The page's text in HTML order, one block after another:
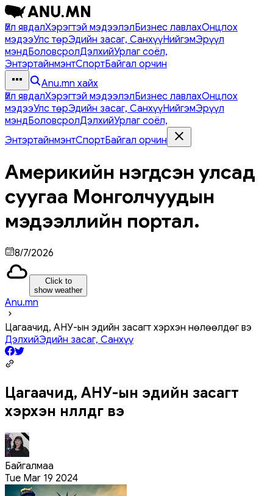
Үйл явдалХэрэгтэй мэдээлэлБизнес лавлахОнцлох
мэдээУлс төрЭдийн засаг, СанхүүНийгэмЭрүүл
мэндБоловсролДэлхийУрлаг соёл,
ЭнтэртайнмэнтСпортБайгал орчин
Anu.mn хайх
Үйл явдалХэрэгтэй мэдээлэлБизнес лавлахОнцлох
мэдээУлс төрЭдийн засаг, СанхүүНийгэмЭрүүл
мэндБоловсролДэлхийУрлаг соёл,
ЭнтэртайнмэнтСпортБайгал орчин
Америкийн нэгдсэн улсад
суугаа Монголчуудын
мэдээллийн портал.
8/7/2026
Click to
show weather
Anu.mn
Цагаачид, АНУ-ын эдийн засагт хэрхэн нөлөөлдөг вэ
ДэлхийЭдийн засаг, Санхүү
Цагаачид, АНУ-ын эдийн засагт
хэрхэн нөлөөлдөг вэ
Байгалмаа
Tue Mar 19 2024